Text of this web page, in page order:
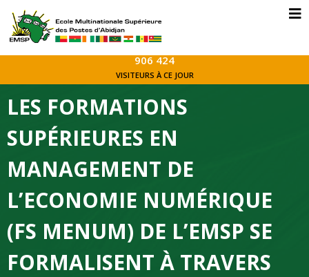
906 424
VISITEURS À CE JOUR
LES FORMATIONS
SUPÉRIEURES EN
MANAGEMENT DE
L’ECONOMIE NUMÉRIQUE
(FS MENUM) DE L’EMSP SE
FORMALISENT À TRAVERS